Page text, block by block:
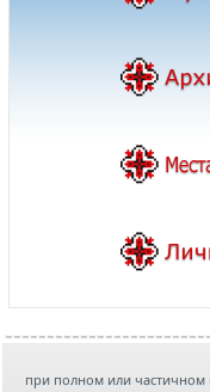
при полном или частичном